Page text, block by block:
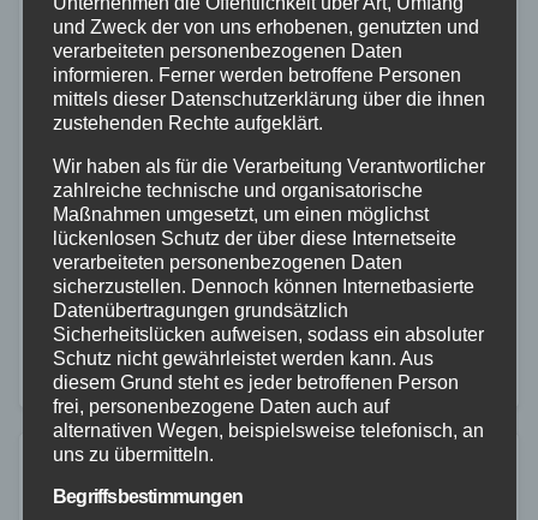
NEUWIED RETTUNGSDIENST
Wenn die Hitze zum
Gesundheitsrisiko wird
26. JUNI 2024
„Auch bei den Themen Umwelt und Gesundheit und
deren Wechselwirkung möchten wir auf der Höhe der
Zeit sein“. Seine Vorgabe für den Landkreis Neuwied
sieht Landrat Achim Hallerbach aktuell auch…
und Zweck der von uns erhobenen, genutzten und
verarbeiteten personenbezogenen Daten
informieren. Ferner werden betroffene Personen
mittels dieser Datenschutzerklärung über die ihnen
zustehenden Rechte aufgeklärt.
Wir haben als für die Verarbeitung Verantwortlicher
zahlreiche technische und organisatorische
Maßnahmen umgesetzt, um einen möglichst
lückenlosen Schutz der über diese Internetseite
verarbeiteten personenbezogenen Daten
sicherzustellen. Dennoch können Internetbasierte
Datenübertragungen grundsätzlich
Sicherheitslücken aufweisen, sodass ein absoluter
Schutz nicht gewährleistet werden kann. Aus
diesem Grund steht es jeder betroffenen Person
frei, personenbezogene Daten auch auf
alternativen Wegen, beispielsweise telefonisch, an
uns zu übermitteln.
Begriffsbestimmungen